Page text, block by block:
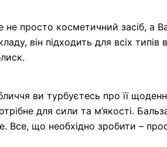
не просто косметичний засіб, а
він підходить для всіх
ви турбуєтесь про її
для сили та м’якості.
Все, що необхідно зробити –